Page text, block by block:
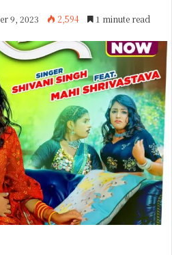
9, 2023 2,594 1 minute read